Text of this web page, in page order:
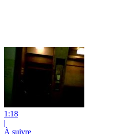
1:18
|
À suivre